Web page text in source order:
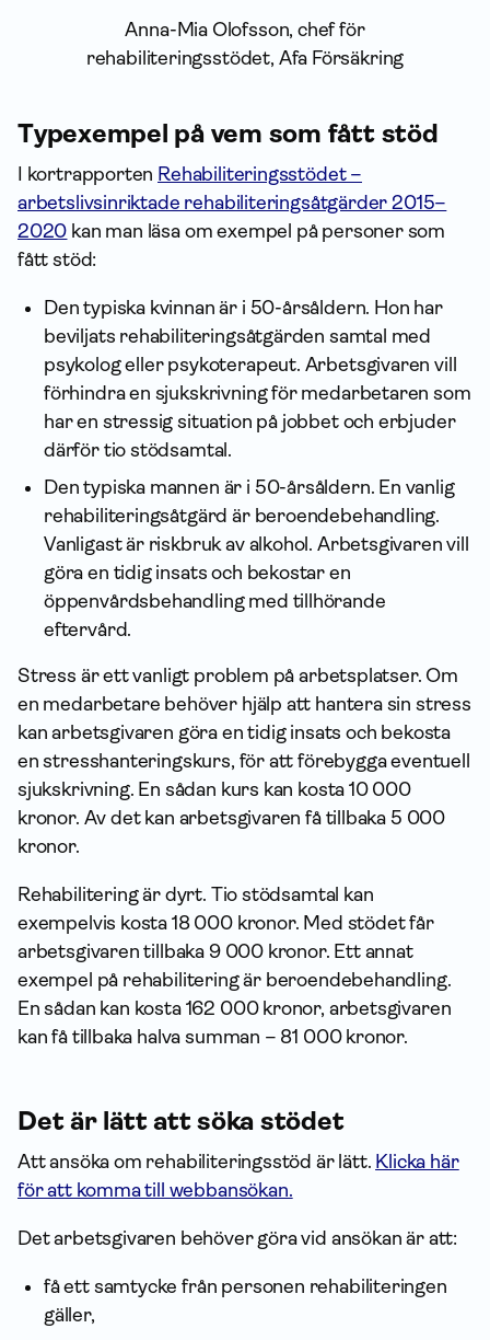
Anna-Mia Olofsson, chef för
rehabiliteringsstödet, Afa Försäkring
Typexempel på vem som fått stöd
I kortrapporten Rehabiliteringsstödet –
arbetslivsinriktade rehabiliteringsåtgärder 2015–
2020 kan man läsa om exempel på personer som
fått stöd:
Den typiska kvinnan är i 50-årsåldern. Hon har
beviljats rehabiliteringsåtgärden samtal med
psykolog eller psykoterapeut. Arbetsgivaren vill
förhindra en sjukskrivning för medarbetaren som
har en stressig situation på jobbet och erbjuder
därför tio stödsamtal.
Den typiska mannen är i 50-årsåldern. En vanlig
rehabiliteringsåtgärd är beroendebehandling.
Vanligast är riskbruk av alkohol. Arbetsgivaren vill
göra en tidig insats och bekostar en
öppenvårdsbehandling med tillhörande
eftervård.
Stress är ett vanligt problem på arbetsplatser. Om
en medarbetare behöver hjälp att hantera sin stress
kan arbetsgivaren göra en tidig insats och bekosta
en stresshanteringskurs, för att förebygga eventuell
sjukskrivning. En sådan kurs kan kosta 10 000
kronor. Av det kan arbetsgivaren få tillbaka 5 000
kronor.
Rehabilitering är dyrt. Tio stödsamtal kan
exempelvis kosta 18 000 kronor. Med stödet får
arbetsgivaren tillbaka 9 000 kronor. Ett annat
exempel på rehabilitering är beroendebehandling.
En sådan kan kosta 162 000 kronor, arbetsgivaren
kan få tillbaka halva summan – 81 000 kronor.
Det är lätt att söka stödet
Att ansöka om rehabili­terings­stöd är lätt. Klicka här
för att komma till webbansökan.
Det arbetsgivaren behöver göra vid ansökan är att:
få ett samtycke från personen rehabiliteringen
gäller,